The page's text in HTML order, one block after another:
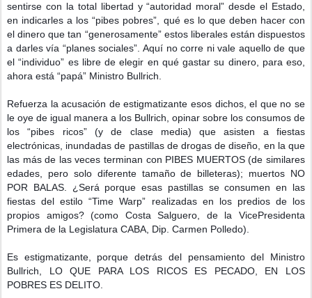
sentirse con la total libertad y “autoridad moral” desde el Estado,
en indicarles a los “pibes pobres”, qué es lo que deben hacer con
el dinero que tan “generosamente” estos liberales están dispuestos
a darles vía “planes sociales”. Aquí no corre ni vale aquello de que
el “individuo” es libre de elegir en qué gastar su dinero, para eso,
ahora está “papá” Ministro Bullrich.
Refuerza la acusación de estigmatizante esos dichos, el que no se
le oye de igual manera a los Bullrich, opinar sobre los consumos de
los “pibes ricos” (y de clase media) que asisten a fiestas
electrónicas, inundadas de pastillas de drogas de diseño, en la que
las más de las veces terminan con PIBES MUERTOS (de similares
edades, pero solo diferente tamaño de billeteras); muertos NO
POR BALAS. ¿Será porque esas pastillas se consumen en las
fiestas del estilo “Time Warp” realizadas en los predios de los
propios amigos? (como Costa Salguero, de la VicePresidenta
Primera de la Legislatura CABA, Dip. Carmen Polledo).
Es estigmatizante, porque detrás del pensamiento del Ministro
Bullrich, LO QUE PARA LOS RICOS ES PECADO, EN LOS
POBRES ES DELITO.